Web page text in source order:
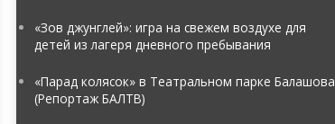
«Зов джунглей»: игра на свежем воздухе для
детей из лагеря дневного пребывания
«Парад колясок» в Театральном парке Балашова
(Репортаж БАЛТВ)